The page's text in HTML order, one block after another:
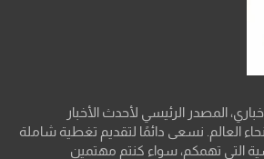
المصدر الرئيسي لأحدث الأخبار
العالم. نسعى دائمًا لتقديم تغطية شاملة
التي تهمكم، سواء كنتم مهتمين